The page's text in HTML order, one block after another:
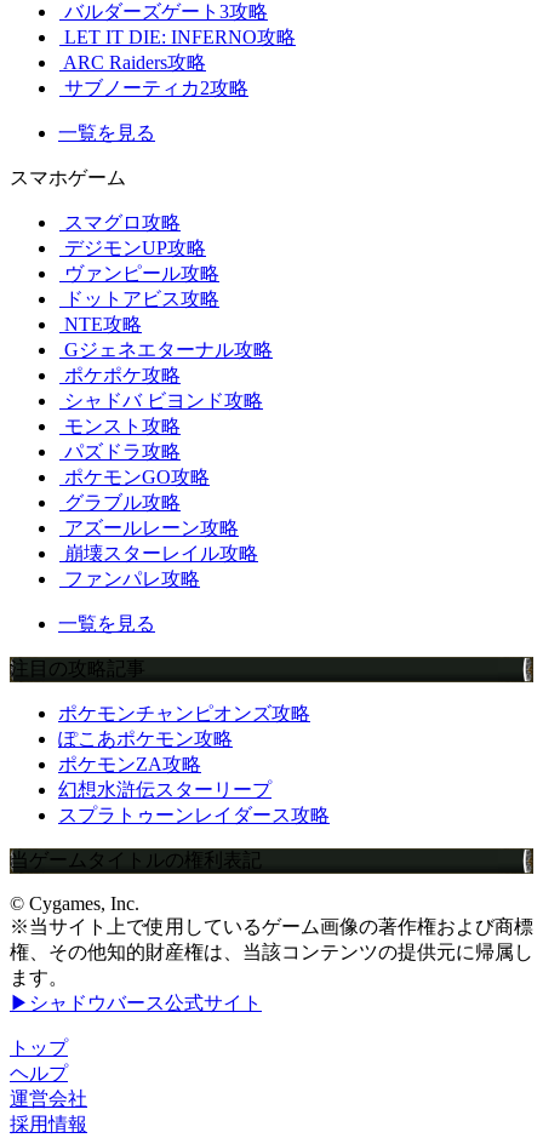
バルダーズゲート3攻略
LET IT DIE: INFERNO攻略
ARC Raiders攻略
サブノーティカ2攻略
一覧を見る
スマホゲーム
スマグロ攻略
デジモンUP攻略
ヴァンピール攻略
ドットアビス攻略
NTE攻略
Gジェネエターナル攻略
ポケポケ攻略
シャドバ ビヨンド攻略
モンスト攻略
パズドラ攻略
ポケモンGO攻略
グラブル攻略
アズールレーン攻略
崩壊スターレイル攻略
ファンパレ攻略
一覧を見る
注目の攻略記事
ポケモンチャンピオンズ攻略
ぽこあポケモン攻略
ポケモンZA攻略
幻想水滸伝スターリープ
スプラトゥーンレイダース攻略
当ゲームタイトルの権利表記
© Cygames, Inc.
※当サイト上で使用しているゲーム画像の著作権および商標
権、その他知的財産権は、当該コンテンツの提供元に帰属し
ます。
▶シャドウバース公式サイト
トップ
ヘルプ
運営会社
採用情報